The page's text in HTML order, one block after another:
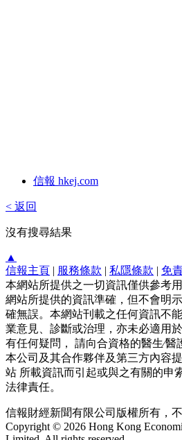
信報 hkej.com
< 返回
沒有搜尋結果
▲
信報主頁 | 服務條款 | 私隱條款 | 免
本網站所提供之一切資訊僅供參考
網站所提供的資訊準確，但不會明
確無誤。本網站刊載之任何資訊不
業意見、診斷或治理，亦未必適用
有任何疑問， 請向合資格的醫生∕醫
本公司及其合作夥伴及第三方內容
站 所載資訊而引起或與之有關的申
法律責任。
信報財經新聞有限公司版權所有，不
Copyright © 2026 Hong Kong